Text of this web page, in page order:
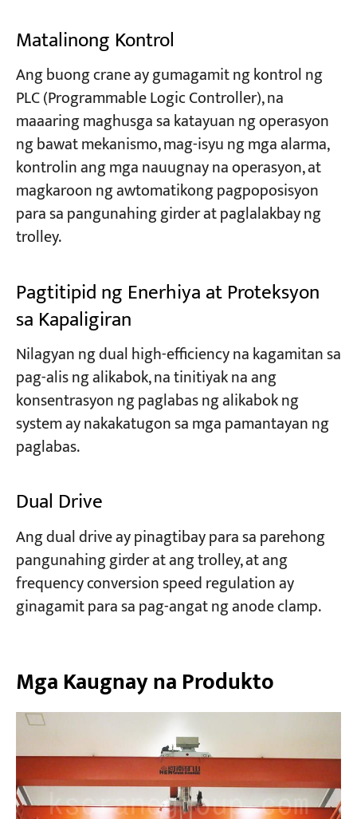
Matalinong Kontrol
Ang buong crane ay gumagamit ng kontrol ng
PLC (Programmable Logic Controller), na
maaaring maghusga sa katayuan ng operasyon
ng bawat mekanismo, mag-isyu ng mga alarma,
kontrolin ang mga nauugnay na operasyon, at
magkaroon ng awtomatikong pagpoposisyon
para sa pangunahing girder at paglalakbay ng
trolley.
Pagtitipid ng Enerhiya at Proteksyon
sa Kapaligiran
Nilagyan ng dual high-efficiency na kagamitan sa
pag-alis ng alikabok, na tinitiyak na ang
konsentrasyon ng paglabas ng alikabok ng
system ay nakakatugon sa mga pamantayan ng
paglabas.
Dual Drive
Ang dual drive ay pinagtibay para sa parehong
pangunahing girder at ang trolley, at ang
frequency conversion speed regulation ay
ginagamit para sa pag-angat ng anode clamp.
Mga Kaugnay na Produkto